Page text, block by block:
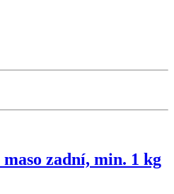
zadní, min. 1 kg